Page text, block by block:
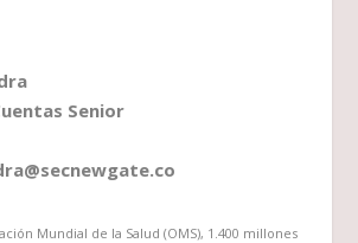
Senior
Mundial de la Salud (OMS), 1.400 millones